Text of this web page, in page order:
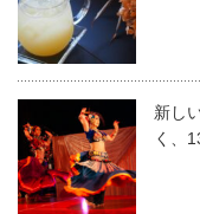
新し
く、